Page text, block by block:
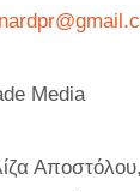
Media